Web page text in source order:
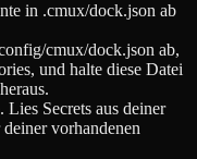
in .cmux/dock.json ab
cmux/dock.json ab,
und halte diese Datei
Secrets aus deiner
vorhandenen